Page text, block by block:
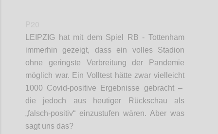
LEIPZIG hat mit dem Spiel RB - Tottenham
immerhin gezeigt, dass ein volles Stadion
ohne geringste Verbreitung der Pandemie
möglich war. Ein Volltest hätte zwarvielleicht
1000 Covid -positive Ergebnisse gebracht –
die jedoch aus heutiger Rückschau als
„falsch-positiv“ einzustufen wären. Aber was
sagt uns das?